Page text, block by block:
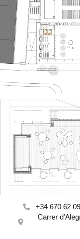
+34 670 62
Carrer